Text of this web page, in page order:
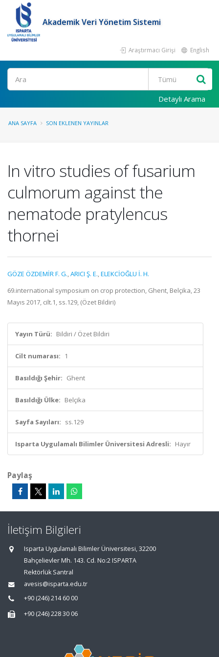
Akademik Veri Yönetim Sistemi
Araştırmacı Girişi English
Ara
Detaylı Arama
ANA SAYFA SON EKLENEN YAYINLAR
In vitro studies of fusarium
culmorum against the
nematode pratylencus
thornei
GÖZE ÖZDEMİR F. G.,ARICI Ş. E.,ELEKCİOĞLU İ. H.
69.international symposium on crop protection, Ghent, Belçika, 23
Mayıs 2017, cilt.1, ss.129, (Özet Bildiri)
Yayın Türü: Bildiri / Özet Bildiri
Cilt numarası: 1
Basıldığı Şehir: Ghent
Basıldığı Ülke: Belçika
Sayfa Sayıları: ss.129
Isparta Uygulamalı Bilimler Üniversitesi Adresli: Hayır
Paylaş
İletişim Bilgileri
Isparta Uygulamalı Bilimler Üniversitesi, 32200
Bahçelievler Mh. 143. Cd. No:2 ISPARTA
Rektörlük Santral
avesis@isparta.edu.tr
+90 (246) 214 60 00
+90 (246) 228 30 06